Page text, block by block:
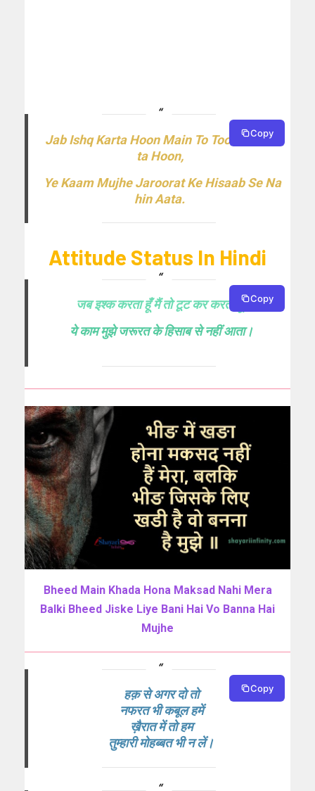
Jab Ishq Karta Hoon Main To Toot Kar Kar
ta Hoon,
Ye Kaam Mujhe Jaroorat Ke Hisaab Se Na
hin Aata.
Copy
Attitude Status In Hindi
जब इश्क करता हूँ मैं तो टूट कर करता हूँ,
ये काम मुझे जरूरत के हिसाब से नहीं आता।
Copy
Bheed Main Khada Hona Maksad Nahi Mera
Balki Bheed Jiske Liye Bani Hai Vo Banna Hai
Mujhe
हक़ से अगर दो तो
नफरत भी कबूल हमें
ख़ैरात में तो हम
तुम्हारी मोहब्बत भी न लें।
Copy